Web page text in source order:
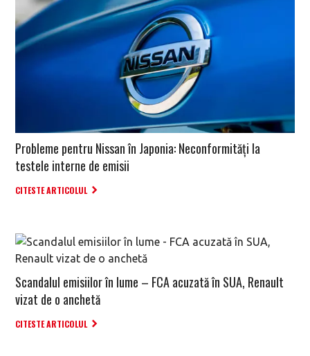
Probleme pentru Nissan în Japonia: Neconformități la
testele interne de emisii
CITESTE ARTICOLUL
Scandalul emisiilor în lume – FCA acuzată în SUA, Renault
vizat de o anchetă
CITESTE ARTICOLUL